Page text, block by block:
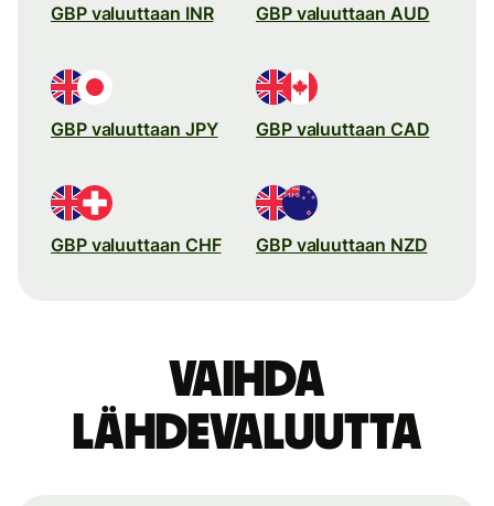
GBP valuuttaan INR GBP valuuttaan AUD
GBP valuuttaan JPY GBP valuuttaan CAD
GBP valuuttaan CHF GBP valuuttaan NZD
Vaihda
lähdevaluutta